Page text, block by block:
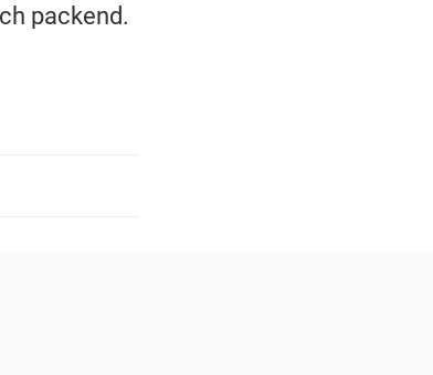
packend.